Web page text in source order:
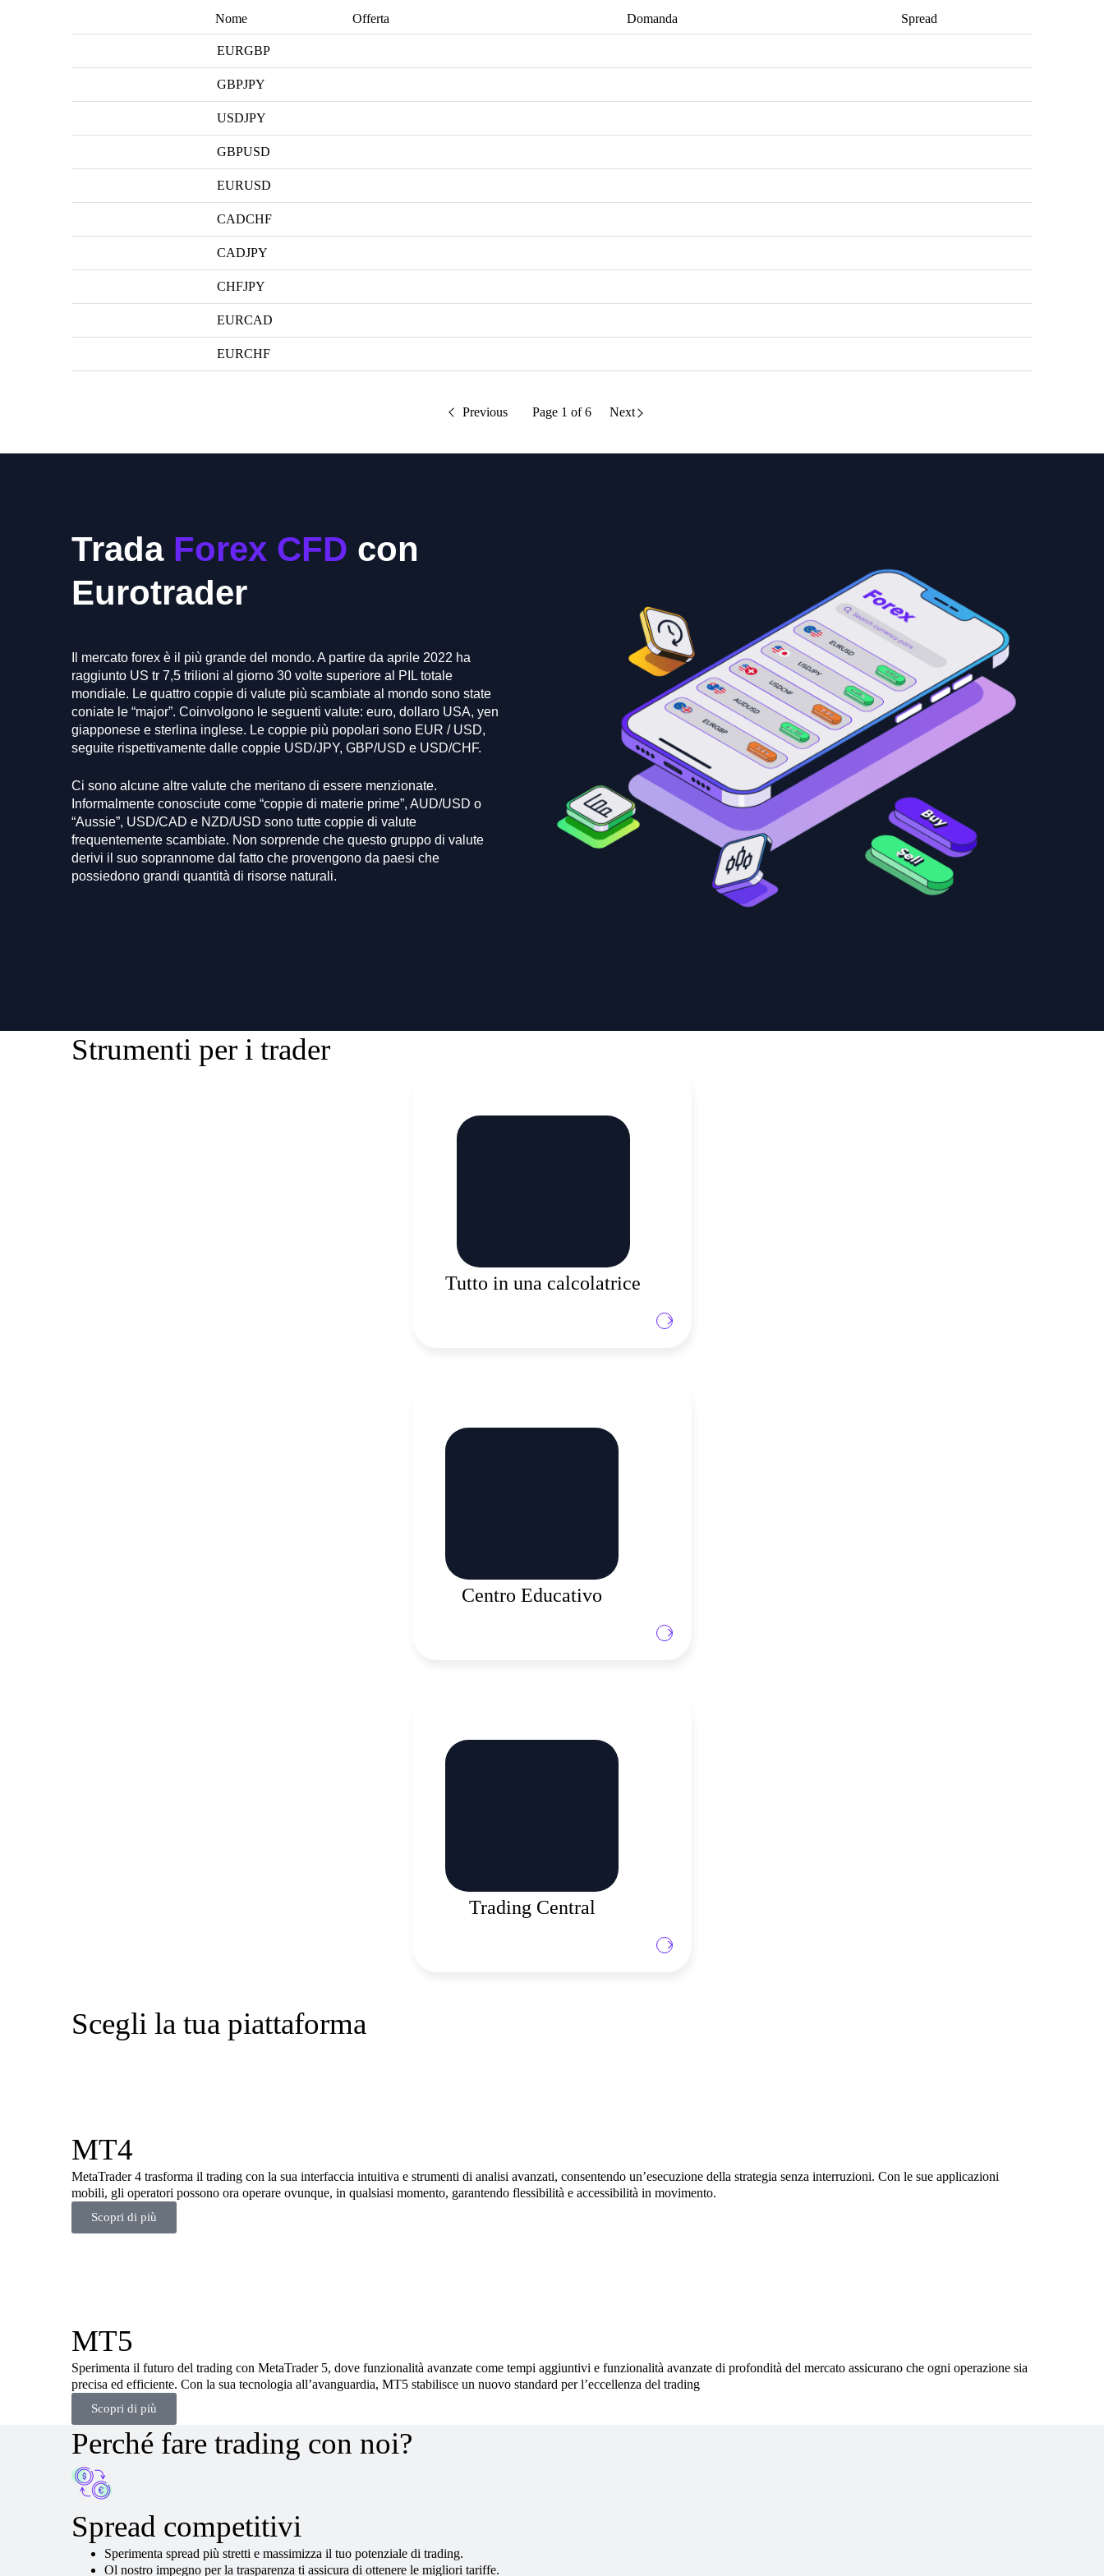
Nome Offerta Domanda Spread
EURGBP
GBPJPY
USDJPY
GBPUSD
EURUSD
CADCHF
CADJPY
CHFJPY
EURCAD
EURCHF
Previous Page 1 of6 Next
Trada Forex CFD con
Eurotrader
Il mercato forex è il più grande del mondo. A partire da aprile 2022 ha
raggiunto US tr 7,5 trilioni al giorno 30 volte superiore al PIL totale
mondiale. Le quattro coppie di valute più scambiate al mondo sono state
coniate le “major”. Coinvolgono le seguenti valute: euro, dollaro USA, yen
giapponese e sterlina inglese. Le coppie più popolari sono EUR / USD,
seguite rispettivamente dalle coppie USD/JPY, GBP/USD e USD/CHF.
Ci sono alcune altre valute che meritano di essere menzionate.
Informalmente conosciute come “coppie di materie prime”, AUD/USD o
“Aussie”, USD/CAD e NZD/USD sono tutte coppie di valute
frequentemente scambiate. Non sorprende che questo gruppo di valute
derivi il suo soprannome dal fatto che provengono da paesi che
possiedono grandi quantità di risorse naturali.
Strumenti per i trader
Tutto in una calcolatrice
trading, sia che si tratti del valore pip nella
valuta di base, del costo dello swap e del
Centro Educativo
insieme al nostro calendario economico su
misura, costituisce uno strumento prezioso per
Trading Central
newsletter giornaliera completa, un calendario
economico top of the class e una connettività a
Scegli la tua piattaforma
MT4
MetaTrader 4 trasforma il trading con la sua interfaccia intuitiva e strumenti di analisi avanzati, consentendo un’esecuzione della strategia senza interruzioni. Con le sue applicazioni
mobili, gli operatori possono ora operare ovunque, in qualsiasi momento, garantendo flessibilità e accessibilità in movimento.
Scopri di più
MT5
Sperimenta il futuro del trading con MetaTrader 5, dove funzionalità avanzate come tempi aggiuntivi e funzionalità avanzate di profondità del mercato assicurano che ogni operazione sia
precisa ed efficiente. Con la sua tecnologia all’avanguardia, MT5 stabilisce un nuovo standard per l’eccellenza del trading
Scopri di più
Perché fare trading con noi?
Spread competitivi
Sperimenta spread più stretti e massimizza il tuo potenziale di trading.
Ol nostro impegno per la trasparenza ti assicura di ottenere le migliori tariffe.